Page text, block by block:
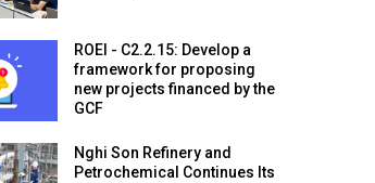
ROEI - C2.2.15: Develop a
framework for proposing
new projects financed by the
GCF
Nghi Son Refinery and
Petrochemical Continues Its